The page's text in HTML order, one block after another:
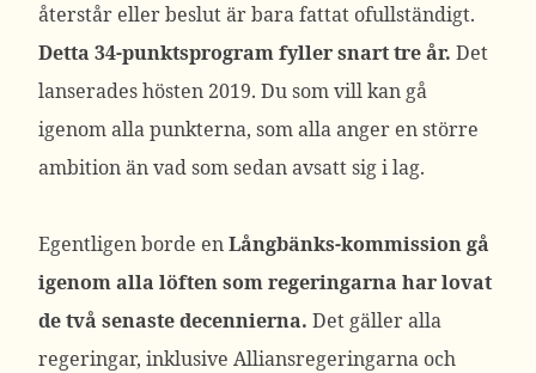
återstår eller beslut är bara fattat ofullständigt.
Detta 34-punktsprogram fyller snart tre år. Det
lanserades hösten 2019. Du som vill kan gå
igenom alla punkterna, som alla anger en större
ambition än vad som sedan avsatt sig i lag.
Egentligen borde enLångbänks-kommission gå
igenom alla löften som regeringarna har lovat
de två senaste decennierna. Det gäller alla
regeringar, inklusive Alliansregeringarna och